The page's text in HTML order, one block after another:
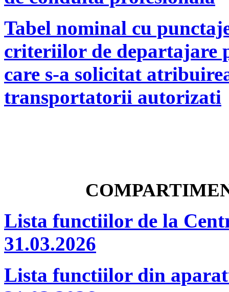
Tabel nominal cu
criteriilor de departajare
care s-a solicitat
transportatorii autorizati
Lista functiilor de la
31.03.2026
Lista functiilor din